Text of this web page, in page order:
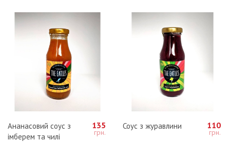
Ананасовий соус з
імберем та чилі
135 Соус з журавлини 110